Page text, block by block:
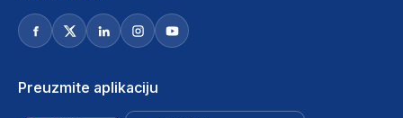
Preuzmite aplikaciju